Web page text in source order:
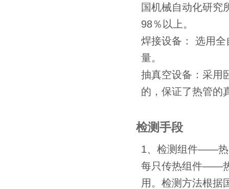
国机械自动化研究
98％以上。
焊接设备： 选用
量。
抽真空设备：采用
的，保证了热管的
检测手段
1、检测组件――热
每只传热组件――
用。检测方法根据